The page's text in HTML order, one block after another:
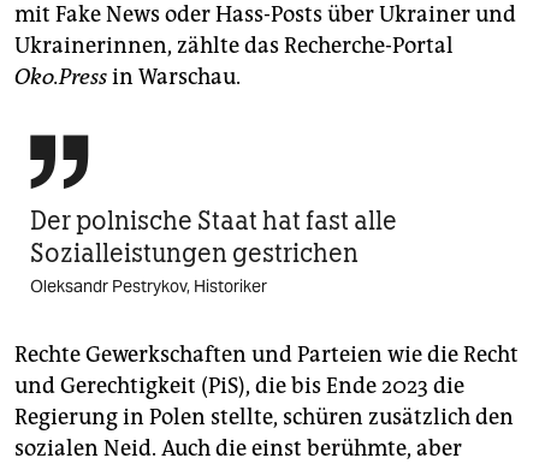
mit Fake News oder Hass-Posts über Ukrainer und
Ukrainerinnen, zählte das Recherche-Portal
Oko.Pressin Warschau.

Der polnische Staat hat fast alle
Sozialleistungen gestrichen
Oleksandr Pestrykov, Historiker
Rechte Gewerkschaften und Parteien wie die Recht
und Gerechtigkeit (PiS), die bis Ende 2023 die
Regierung in Polen stellte, schüren zusätzlich den
sozialen Neid. Auch die einst berühmte, aber